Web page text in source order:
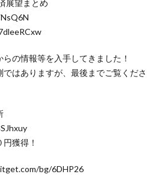
展望まとめ
の情報等を入手してきました！
はありますが、最後までご覧くださ
獲得！
bg/6DHP26